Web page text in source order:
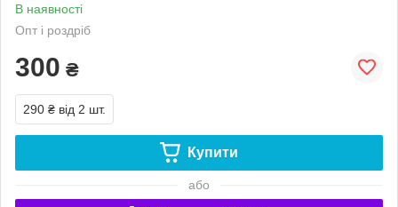
В наявності
Опт і роздріб
300 ₴
290 ₴ від 2 шт.
Купити
або